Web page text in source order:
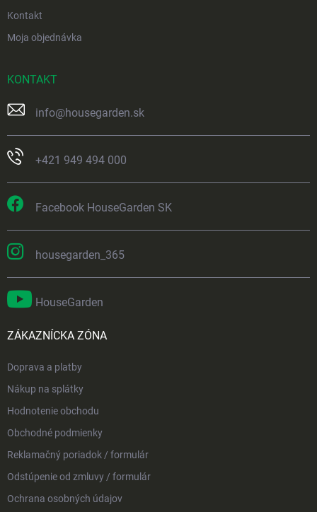
Kontakt
Moja objednávka
KONTAKT
info@housegarden.sk
+421 949 494 000
Facebook HouseGarden SK
housegarden_365
HouseGarden
ZÁKAZNÍCKA ZÓNA
Doprava a platby
Nákup na splátky
Hodnotenie obchodu
Obchodné podmienky
Reklamačný poriadok / formulár
Odstúpenie od zmluvy / formulár
Ochrana osobných údajov